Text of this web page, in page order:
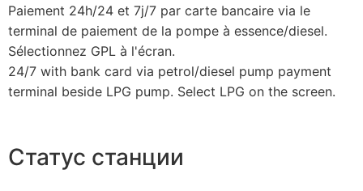
Paiement 24h/24 et 7j/7 par carte bancaire via le
terminal de paiement de la pompe à essence/diesel.
Sélectionnez GPL à l'écran.
24/7 with bank card via petrol/diesel pump payment
terminal beside LPG pump. Select LPG on the screen.
Статус станции